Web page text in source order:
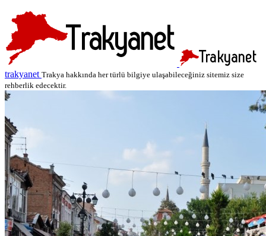
trakyanet Trakya hakkında her türlü bilgiye ulaşabileceğiniz sitemiz size
rehberlik edecektir.